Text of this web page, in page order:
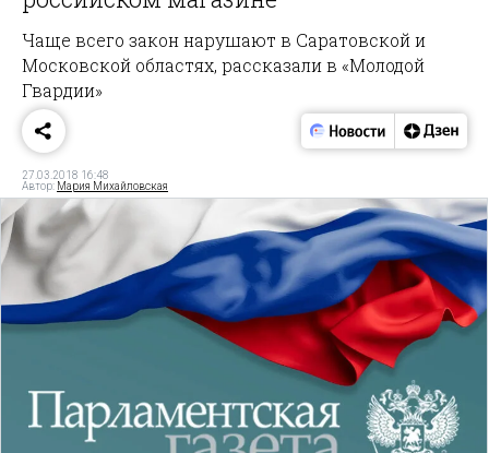
Чаще всего закон нарушают в Саратовской и
Московской областях, рассказали в «Молодой
Гвардии»
27.03.2018 16:48
Автор: Мария Михайловская